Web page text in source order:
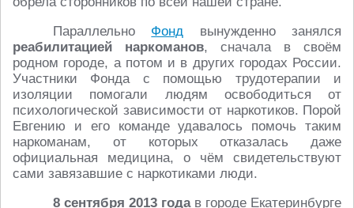
Параллельно Фонд вынужденно занялся
реабилитацией наркоманов, сначала в своём
родном городе, а потом и в других городах России.
Участники Фонда с помощью трудотерапии и
изоляции помогали людям освободиться от
психологической зависимости от наркотиков. Порой
Евгению и его команде удавалось помочь таким
наркоманам, от которых отказалась даже
официальная медицина, о чём свидетельствуют
сами завязавшие с наркотиками люди.
8 сентября 2013 годав городе Екатеринбурге